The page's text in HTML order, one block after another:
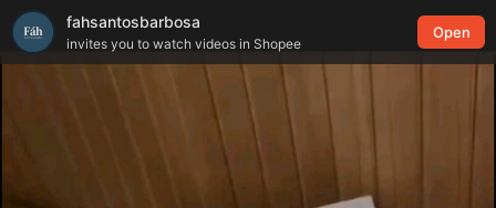
fahsantosbarbosa
invites you to watch videos in Shopee
Open